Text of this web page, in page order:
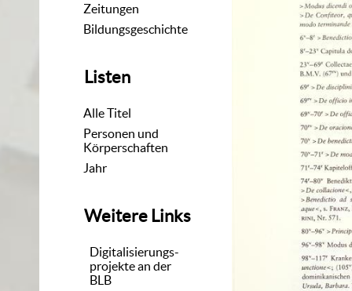
Zeitungen
Bildungsgeschichte
Listen
Alle Titel
Personen und
Körperschaften
Jahr
Weitere Links
Digitalisierungs-
projekte an der
BLB